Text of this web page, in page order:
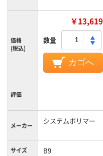
価格
(税込)
￥13,619
数量
カゴへ
評価
メーカー システムポリマー
サイズ B9